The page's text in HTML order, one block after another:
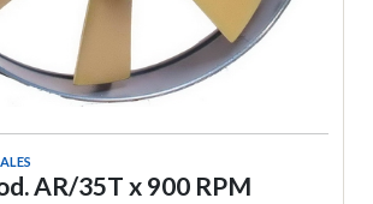
AR/35T x 900 RPM